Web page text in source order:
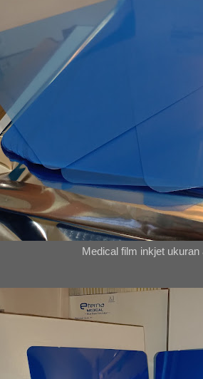
Medical film inkjet ukuran